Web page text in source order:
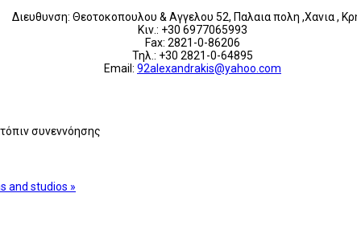
Διευθυνση: Θεοτοκοπουλου & Αγγελου 52, Παλαια πολη ,Χανια ,
Κιν.: +30 6977065993
Fax: 2821-0-86206
Τηλ.: +30 2821-0-64895
Email: 92alexandrakis@yahoo.com
συνεννόησης
and studios »